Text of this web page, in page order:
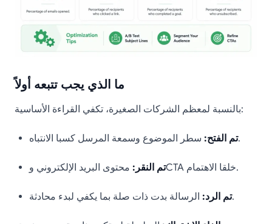
ما الذي يجب تتبعه أولاً
بالنسبة لمعظم الشركات الصغيرة، تكفي القراءة الأساسية:
تم الفتح:سطر الموضوع وسمعة المرسل كسبا الانتباه.
تم النقر: محتوى البريد الإلكتروني وCTA خلقا الاهتمام.
تم الرد:الرسالة بدت ذات صلة بما يكفي لبدء محادثة.